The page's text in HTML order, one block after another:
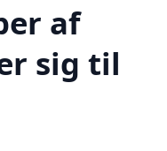
af
sig til